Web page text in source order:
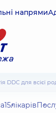
напрями
DDC для всієї
15лікарів